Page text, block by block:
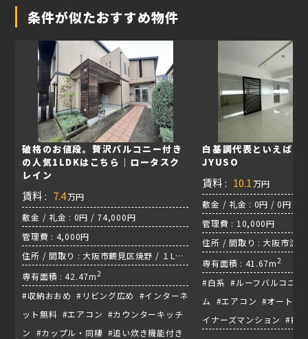
条件が似たおすすめ物件
破格のお値段。贅沢バルコニー付き
の人気1LDKはこちら｜ロータスク
レイン
賃料 : 7.4万円
敷金 / 礼金 : 0円 / 74,000円
管理費 : 4,000円
住所 / 間取り : 大阪市鶴見区焼野 / １LDK
/ 長堀鶴見線『鶴見緑地』
専有面積 : 42.47m2
#収納おおめ #リビング広め #インターネ
ット無料 #エアコン #カウンターキッチ
ン #カップル・同棲 #追い炊き機能付き
白基調代表といえば…
JYUSO
賃料 : 10.1 万円
敷金 / 礼金 : 0円 / 0円
管理費 : 10,000円
住所 / 間取り : 大阪市淀
1LDK / 阪急宝塚本線『十
専有面積 : 41.67m2
#白系 #ルーフバルコニ
ム #エアコン #オートロ
イナーズマンション #敷